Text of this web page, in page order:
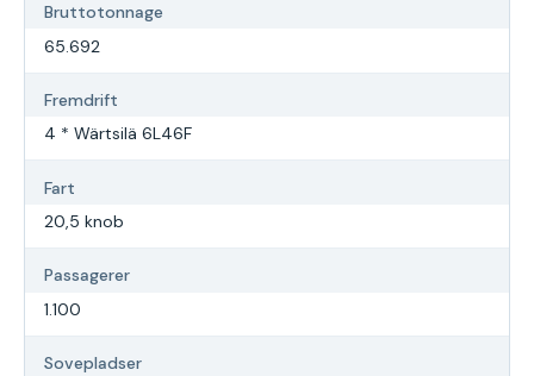
Bruttotonnage
65.692
Fremdrift
4 * Wärtsilä 6L46F
Fart
20,5 knob
Passagerer
1.100
Sovepladser